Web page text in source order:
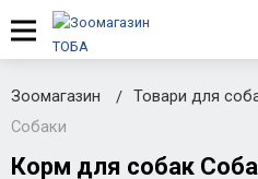
Зоомагазин Товари для
Собаки
Корм для собак